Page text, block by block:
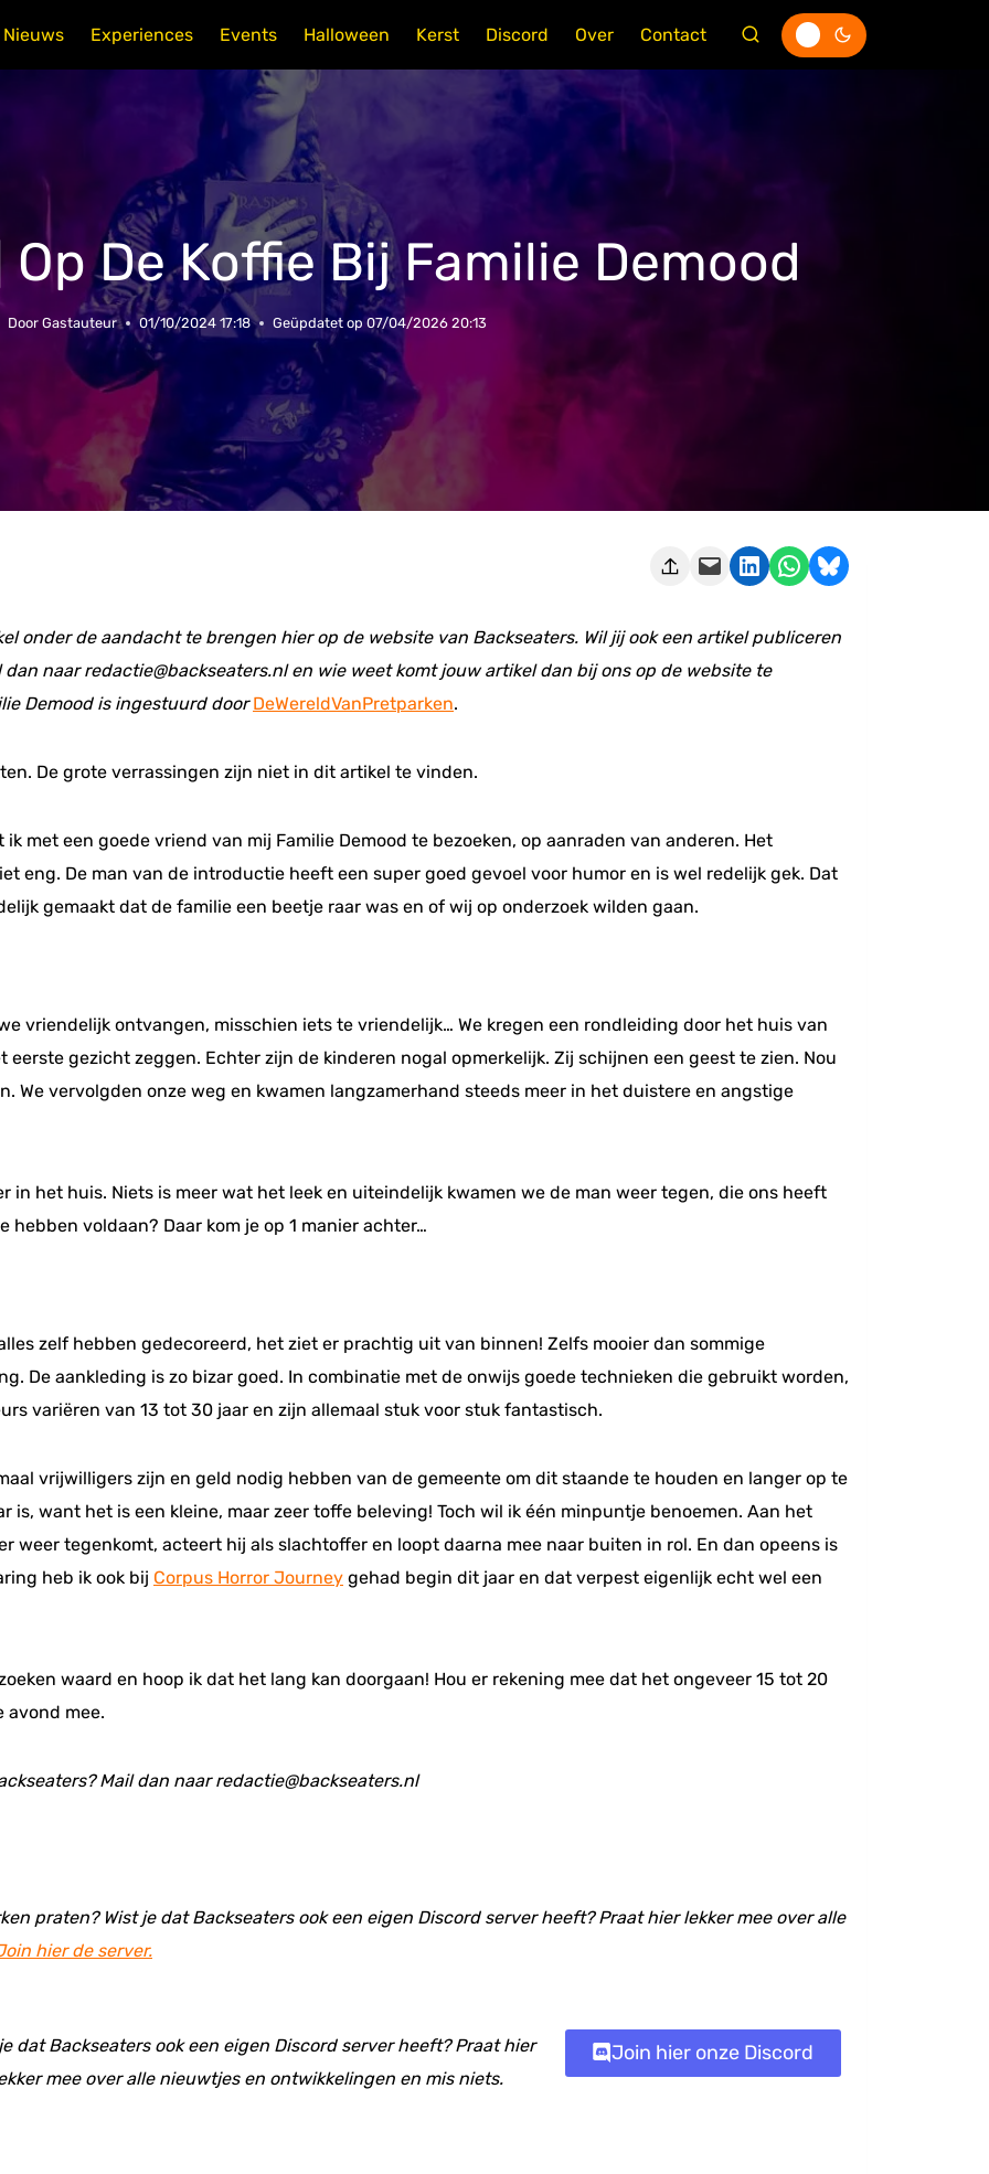
Nieuws Experiences Events Halloween Kerst Discord Over Contact
De Koffie Bij Familie Demood
Door Gastauteur 01/10/2024 17:18 Geüpdatet op 07/04/2026 20:13
Deze pagina e-mailen Delen op LinkedIn Delen via WhatsApp Share on Bluesky
onder de aandacht te brengen hier op de website van Backseaters. Wil jij ook een artikel publiceren
naar redactie@backseaters.nl en wie weet komt jouw artikel dan bij ons op de website te
Demood is ingestuurd doorDeWereldVanPretparken.
De grote verrassingen zijn niet in dit artikel te vinden.
met een goede vriend van mij Familie Demood te bezoeken, op aanraden van anderen. Het
eng. De man van de introductie heeft een super goed gevoel voor humor en is wel redelijk gek. Dat
gemaakt dat de familie een beetje raar was en of wij op onderzoek wilden gaan.
vriendelijk ontvangen, misschien iets te vriendelijk… We kregen een rondleiding door het huis van
eerste gezicht zeggen. Echter zijn de kinderen nogal opmerkelijk. Zij schijnen een geest te zien. Nou
We vervolgden onze weg en kwamen langzamerhand steeds meer in het duistere en angstige
in het huis. Niets is meer wat het leek en uiteindelijk kwamen we de man weer tegen, die ons heeft
hebben voldaan? Daar kom je op 1 manier achter…
zelf hebben gedecoreerd, het ziet er prachtig uit van binnen! Zelfs mooier dan sommige
De aankleding is zo bizar goed. In combinatie met de onwijs goede technieken die gebruikt worden,
variëren van 13 tot 30 jaar en zijn allemaal stuk voor stuk fantastisch.
vrijwilligers zijn en geld nodig hebben van de gemeente om dit staande te houden en langer op te
is, want het is een kleine, maar zeer toffe beleving! Toch wil ik één minpuntje benoemen. Aan het
weer tegenkomt, acteert hij als slachtoffer en loopt daarna mee naar buiten in rol. En dan opeens is
heb ik ook bij Corpus Horror Journey gehad begin dit jaar en dat verpest eigenlijk echt wel een
waard en hoop ik dat het lang kan doorgaan! Hou er rekening mee dat het ongeveer 15 tot 20
avond mee.
Mail dan naar redactie@backseaters.nl
praten? Wist je dat Backseaters ook een eigen Discord server heeft? Praat hier lekker mee over alle
hier de server.
dat Backseaters ook een eigen Discord server heeft? Praat hier
mee over alle nieuwtjes en ontwikkelingen en mis niets.
Join hier onze Discord